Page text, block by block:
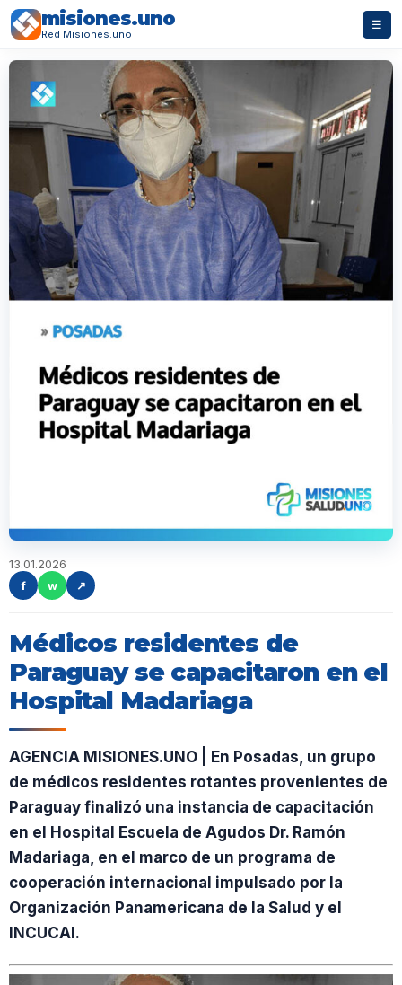
misiones.uno
Red Misiones.uno
☰
13.01.2026
f
w ↗
Médicos residentes de
Paraguay se capacitaron en el
Hospital Madariaga
AGENCIA MISIONES.UNO | En Posadas, un grupo
de médicos residentes rotantes provenientes de
Paraguay finalizó una instancia de capacitación
en el Hospital Escuela de Agudos Dr. Ramón
Madariaga, en el marco de un programa de
cooperación internacional impulsado por la
Organización Panamericana de la Salud y el
INCUCAI.